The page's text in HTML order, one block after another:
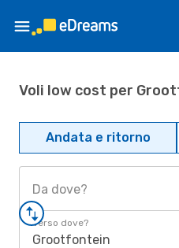
Voli low cost per
Andata e ritorno
Da dove?
Verso dove?
Grootfontein